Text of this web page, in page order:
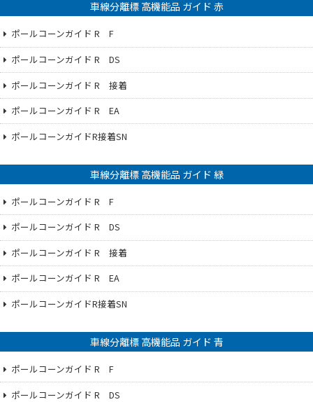
車線分離標 高機能品 ガイド 赤
ポールコーンガイド R F
ポールコーンガイド R DS
ポールコーンガイド R 接着
ポールコーンガイド R EA
ポールコーンガイドR接着SN
車線分離標 高機能品 ガイド 緑
ポールコーンガイド R F
ポールコーンガイド R DS
ポールコーンガイド R 接着
ポールコーンガイド R EA
ポールコーンガイドR接着SN
車線分離標 高機能品 ガイド 青
ポールコーンガイド R F
ポールコーンガイド R DS